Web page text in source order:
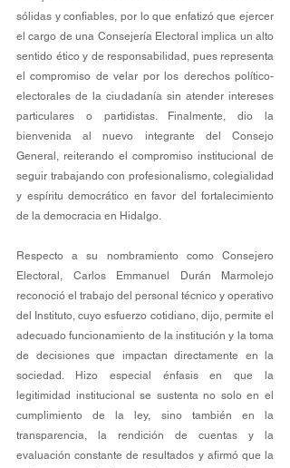
sólidas y confiables, por lo que enfatizó que ejercer
el cargo de una Consejería Electoral implica un alto
sentido ético y de responsabilidad, pues representa
el compromiso de velar por los derechos político-
electorales de la ciudadanía sin atender intereses
particulares o partidistas. Finalmente, dio la
bienvenida al nuevo integrante del Consejo
General, reiterando el compromiso institucional de
seguir trabajando con profesionalismo, colegialidad
y espíritu democrático en favor del fortalecimiento
de la democracia en Hidalgo.
Respecto a su nombramiento como Consejero
Electoral, Carlos Emmanuel Durán Marmolejo
reconoció el trabajo del personal técnico y operativo
del Instituto, cuyo esfuerzo cotidiano, dijo, permite el
adecuado funcionamiento de la institución y la toma
de decisiones que impactan directamente en la
sociedad. Hizo especial énfasis en que la
legitimidad institucional se sustenta no solo en el
cumplimiento de la ley, sino también en la
transparencia, la rendición de cuentas y la
evaluación constante de resultados y afirmó que la